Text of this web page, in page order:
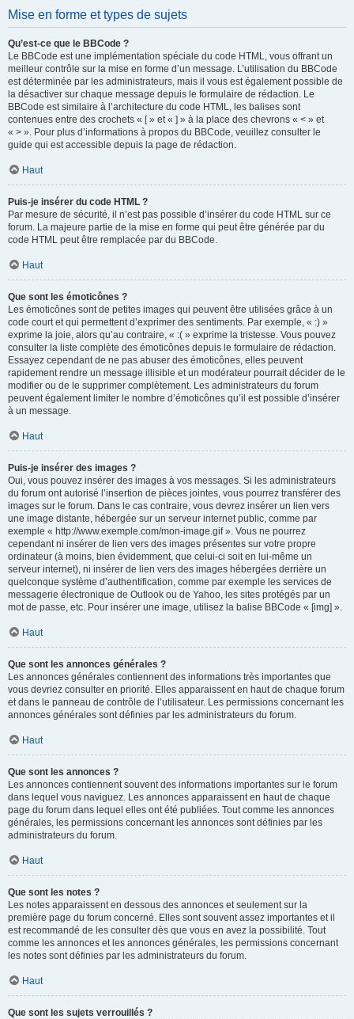
Mise en forme et types de sujets
Qu’est-ce que le BBCode ?
Le BBCode est une implémentation spéciale du code HTML, vous offrant un
meilleur contrôle sur la mise en forme d’un message. L’utilisation du BBCode
est déterminée par les administrateurs, mais il vous est également possible de
la désactiver sur chaque message depuis le formulaire de rédaction. Le
BBCode est similaire à l’architecture du code HTML, les balises sont
contenues entre des crochets « [ » et « ] » à la place des chevrons « < » et
« > ». Pour plus d’informations à propos du BBCode, veuillez consulter le
guide qui est accessible depuis la page de rédaction.
Haut
Puis-je insérer du code HTML ?
Par mesure de sécurité, il n’est pas possible d’insérer du code HTML sur ce
forum. La majeure partie de la mise en forme qui peut être générée par du
code HTML peut être remplacée par du BBCode.
Haut
Que sont les émoticônes ?
Les émoticônes sont de petites images qui peuvent être utilisées grâce à un
code court et qui permettent d’exprimer des sentiments. Par exemple, « :) »
exprime la joie, alors qu’au contraire, « :( » exprime la tristesse. Vous pouvez
consulter la liste complète des émoticônes depuis le formulaire de rédaction.
Essayez cependant de ne pas abuser des émoticônes, elles peuvent
rapidement rendre un message illisible et un modérateur pourrait décider de le
modifier ou de le supprimer complètement. Les administrateurs du forum
peuvent également limiter le nombre d’émoticônes qu’il est possible d’insérer
à un message.
Haut
Puis-je insérer des images ?
Oui, vous pouvez insérer des images à vos messages. Si les administrateurs
du forum ont autorisé l’insertion de pièces jointes, vous pourrez transférer des
images sur le forum. Dans le cas contraire, vous devrez insérer un lien vers
une image distante, hébergée sur un serveur internet public, comme par
exemple « http://www.exemple.com/mon-image.gif ». Vous ne pourrez
cependant ni insérer de lien vers des images présentes sur votre propre
ordinateur (à moins, bien évidemment, que celui-ci soit en lui-même un
serveur internet), ni insérer de lien vers des images hébergées derrière un
quelconque système d’authentification, comme par exemple les services de
messagerie électronique de Outlook ou de Yahoo, les sites protégés par un
mot de passe, etc. Pour insérer une image, utilisez la balise BBCode « [img] ».
Haut
Que sont les annonces générales ?
Les annonces générales contiennent des informations très importantes que
vous devriez consulter en priorité. Elles apparaissent en haut de chaque forum
et dans le panneau de contrôle de l’utilisateur. Les permissions concernant les
annonces générales sont définies par les administrateurs du forum.
Haut
Que sont les annonces ?
Les annonces contiennent souvent des informations importantes sur le forum
dans lequel vous naviguez. Les annonces apparaissent en haut de chaque
page du forum dans lequel elles ont été publiées. Tout comme les annonces
générales, les permissions concernant les annonces sont définies par les
administrateurs du forum.
Haut
Que sont les notes ?
Les notes apparaissent en dessous des annonces et seulement sur la
première page du forum concerné. Elles sont souvent assez importantes et il
est recommandé de les consulter dès que vous en avez la possibilité. Tout
comme les annonces et les annonces générales, les permissions concernant
les notes sont définies par les administrateurs du forum.
Haut
Que sont les sujets verrouillés ?